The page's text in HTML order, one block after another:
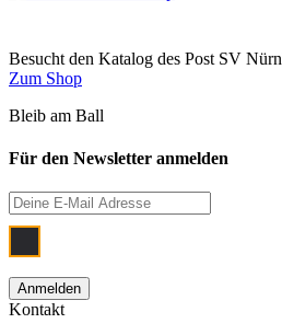
Besucht den Katalog des Post SV
Zum Shop
Bleib am Ball
Für den Newsletter anmelden
Kontakt